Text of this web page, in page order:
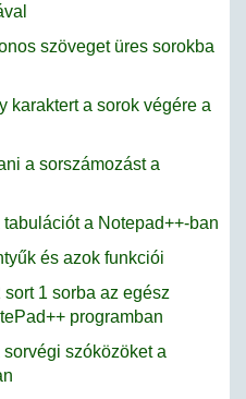
szöveget üres sorokba
karaktert a sorok végére a
a sorszámozást a
a Notepad++-ban
és azok funkciói
1 sorba az egész
programban
szóközöket a